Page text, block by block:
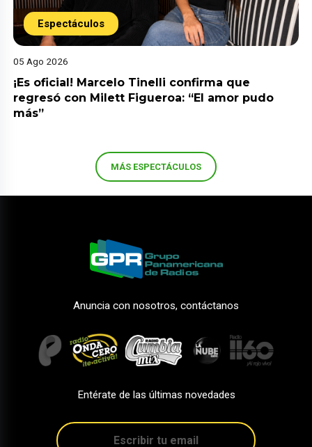
Espectáculos
05 Ago 2026
¡Es oficial! Marcelo Tinelli confirma que
regresó con Milett Figueroa: “El amor pudo
más”
MÁS ESPECTÁCULOS
Anuncia con nosotros, contáctanos
Entérate de las últimas novedades